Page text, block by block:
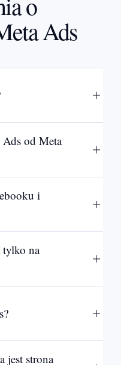
Ads
od Meta
i
tylko na
jest strona